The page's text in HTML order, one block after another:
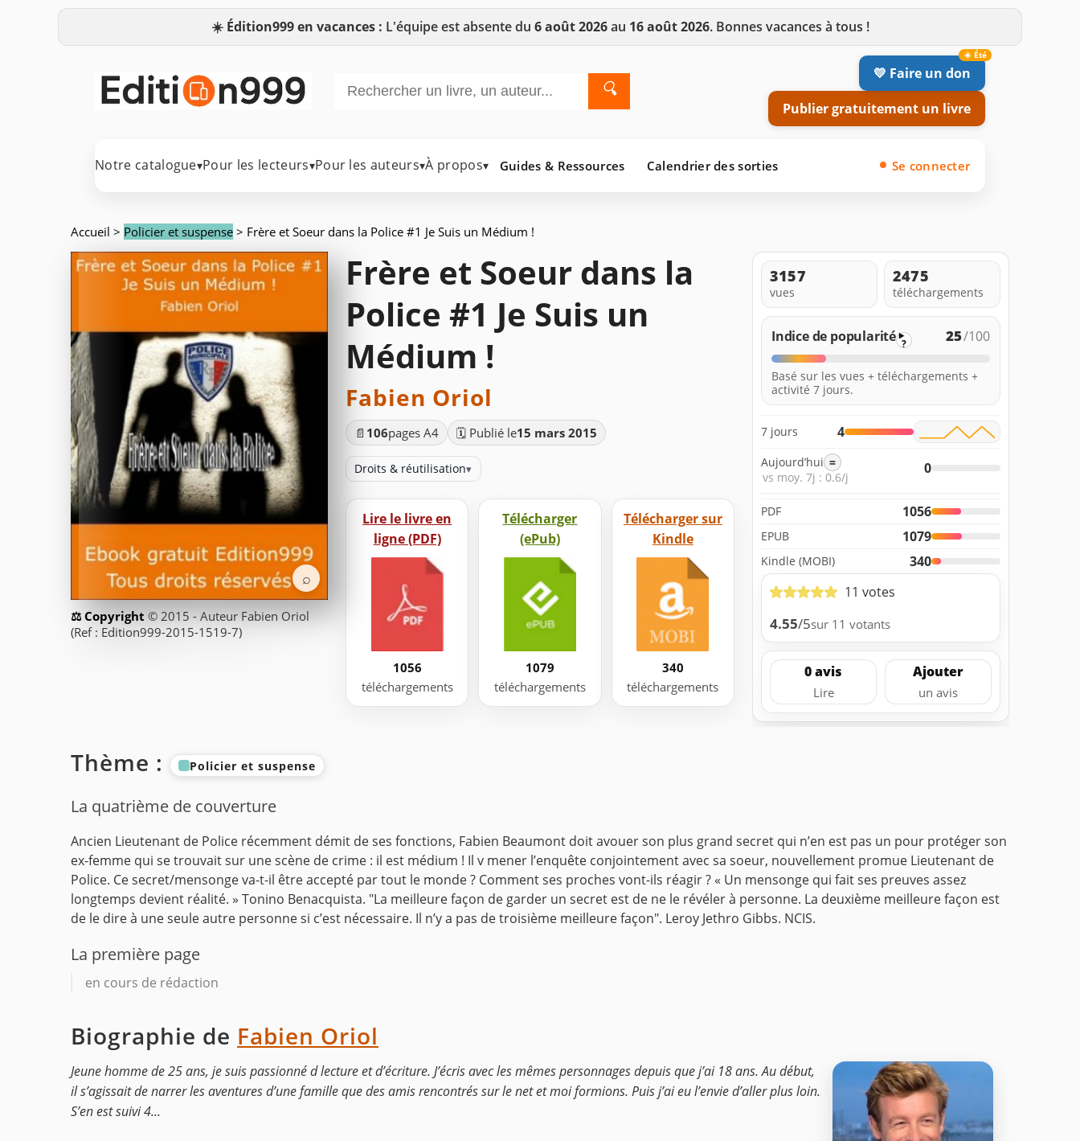
☀️ Édition999 en vacances : L'équipe est absente du 6 août 2026au 16 août 2026. Bonnes vacances à tous !
🔍
💛 Faire un don
Publier gratuitement un livre
Notre catalogue▾Pour les lecteurs▾Pour les auteurs▾À propos▾ Guides & Ressources Calendrier des sorties Se connecter
Accueil > Policier et suspense > Frère et Soeur dans la Police #1 Je Suis un Médium !
⌕
© 2015 - Auteur Fabien Oriol
(Ref : Edition999-2015-1519-7)
Frère et Soeur dans la
Police #1 Je Suis un
Médium !
Fabien Oriol
📄 106pages A4 🗓️ Publié le15 mars 2015
Droits & réutilisation▾
Lire le livre en
ligne (PDF)
1056
téléchargements
Télécharger
(ePub)
1079
téléchargements
Télécharger sur
Kindle
340
téléchargements
3157
vues
2475
téléchargements
Indice de popularité ? 25/100
Basé sur les vues + téléchargements +
activité 7 jours.
7 jours 4
Aujourd’hui =
vs moy. 7j : 0.6/j
0
PDF 1056
EPUB 1079
Kindle (MOBI)
340
11 votes
4.55/5sur 11 votants
0 avis
Lire
Ajouter
un avis
Thème : Policier et suspense
La quatrième de couverture
Ancien Lieutenant de Police récemment démit de ses fonctions, Fabien Beaumont doit avouer son plus grand secret qui n’en est pas un pour protéger son
ex-femme qui se trouvait sur une scène de crime : il est médium ! Il v mener l’enquête conjointement avec sa soeur, nouvellement promue Lieutenant de
Police. Ce secret/mensonge va-t-il être accepté par tout le monde ? Comment ses proches vont-ils réagir ? « Un mensonge qui fait ses preuves assez
longtemps devient réalité. » Tonino Benacquista. "La meilleure façon de garder un secret est de ne le révéler à personne. La deuxième meilleure façon est
de le dire à une seule autre personne si c’est nécessaire. Il n’y a pas de troisième meilleure façon". Leroy Jethro Gibbs. NCIS.
La première page
en cours de rédaction
Biographie de Fabien Oriol
Jeune homme de 25 ans, je suis passionné d lecture et d’écriture. J’écris avec les mêmes personnages depuis que j’ai 18 ans. Au début,
il s’agissait de narrer les aventures d’une famille que des amis rencontrés sur le net et moi formions. Puis j’ai eu l’envie d’aller plus loin.
S’en est suivi 4...